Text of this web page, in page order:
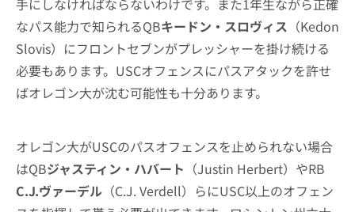
なパス能力で知られるQBキードン・スロヴィス （Kedon
Slovis）にフロントセブンがプレッシャーを掛け続ける
必要もあります。USCオフェンスにパスアタックを許せ
ばオレゴン大が沈む可能性も十分あります。
オレゴン大がUSCのパスオフェンスを止められない場合
はQBジャスティン・ハバート （Justin Herbert）やRB
C.J.ヴァーデル （C.J. Verdell）らにUSC以上のオフェン